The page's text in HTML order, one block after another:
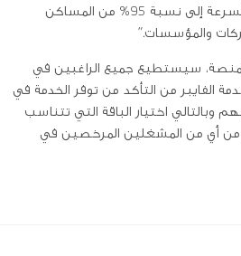
الخدمات عالية السرعة إلى نسبة 95% من المساكن
سيستطيع جميع الراغبين في
الفايبر من التأكد من توفر الخدمة في
وبالتالي اختيار الباقة التي تتناسب
من أي من المشغلين المرخصين في